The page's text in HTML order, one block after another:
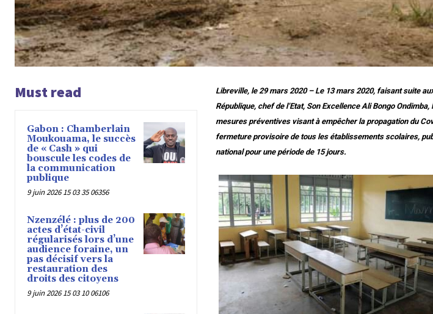
Must read
Gabon : Chamberlain
Moukouama, le succès
de « Cash » qui
bouscule les codes de
la communication
publique
9 juin 2026 15 03 35 06356
Nzenzélé : plus de 200
actes d’état-civil
régularisés lors d’une
audience foraine, un
pas décisif vers la
restauration des
droits des citoyens
9 juin 2026 15 03 10 06106
Libreville, le 29 mars 2020 – Le 13 mars 2020, faisant suite
République, chef de l’Etat, Son Excellence Ali Bongo
mesures préventives visant à empêcher la propagation du
fermeture provisoire de tous les établissements scolaires,
national pour une période de 15 jours.